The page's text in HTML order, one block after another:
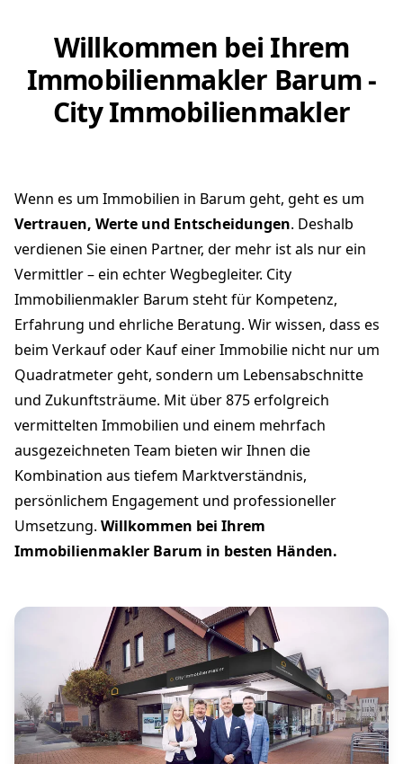
Willkommen bei Ihrem
Immobilienmakler Barum -
City Immobilienmakler
Wenn es um Immobilien in Barum geht, geht es um
Vertrauen, Werte und Entscheidungen. Deshalb
verdienen Sie einen Partner, der mehr ist als nur ein
Vermittler – ein echter Wegbegleiter. City
Immobilienmakler Barum steht für Kompetenz,
Erfahrung und ehrliche Beratung. Wir wissen, dass es
beim Verkauf oder Kauf einer Immobilie nicht nur um
Quadratmeter geht, sondern um Lebensabschnitte
und Zukunftsträume. Mit über 875 erfolgreich
vermittelten Immobilien und einem mehrfach
ausgezeichneten Team bieten wir Ihnen die
Kombination aus tiefem Marktverständnis,
persönlichem Engagement und professioneller
Umsetzung. Willkommen bei Ihrem
Immobilienmakler Barum in besten Händen.